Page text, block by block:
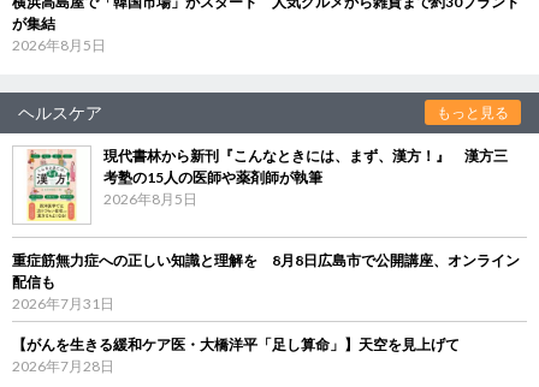
が集結
2026年8月5日
ヘルスケア もっと見る
現代書林から新刊『こんなときには、まず、漢方！』 漢方三
考塾の15人の医師や薬剤師が執筆
2026年8月5日
重症筋無力症への正しい知識と理解を 8月8日広島市で公開講座、オンライン
配信も
2026年7月31日
【がんを生きる緩和ケア医・大橋洋平「足し算命」】天空を見上げて
2026年7月28日